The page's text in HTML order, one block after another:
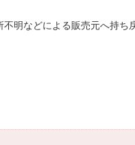
明などによる販売元へ持